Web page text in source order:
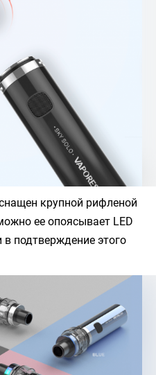
крупной рифленой
ее опоясывает LED
подтверждение этого